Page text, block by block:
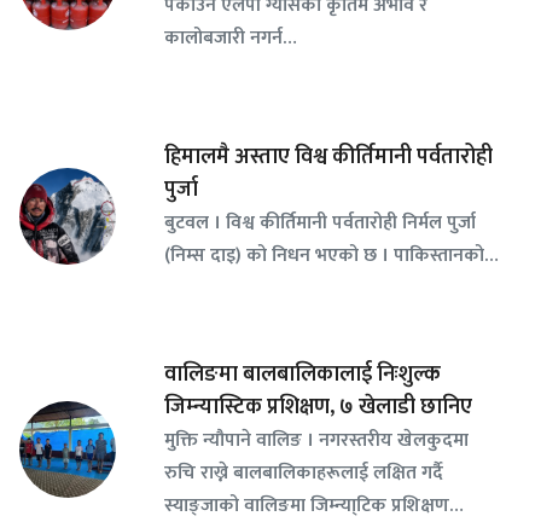
कालोबजारी नगर्न…
हिमालमै अस्ताए विश्व कीर्तिमानी पर्वतारोही
पुर्जा
बुटवल । विश्व कीर्तिमानी पर्वतारोही निर्मल पुर्जा
(निम्स दाइ) को निधन भएको छ । पाकिस्तानको…
वालिङमा बालबालिकालाई निःशुल्क
जिम्न्यास्टिक प्रशिक्षण, ७ खेलाडी छानिए
​मुक्ति न्यौपाने वालिङ । नगरस्तरीय खेलकुदमा
रुचि राख्ने बालबालिकाहरूलाई लक्षित गर्दै
स्याङ्जाको वालिङमा जिम्न्या्टिक प्रशिक्षण…